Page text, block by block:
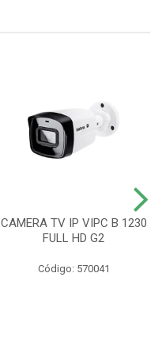
CAMERA TV IP VIPC B 1230
FULL HD G2
Código: 570041